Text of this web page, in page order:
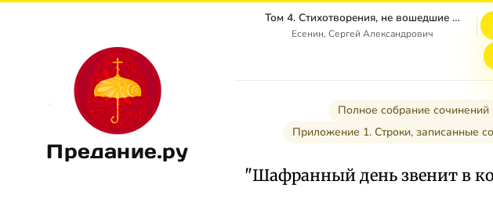
Предание.ру
Том 4. Стихотворения, не вошедшие в Собрание сочинений
Есенин, Сергей Александрович
Полное собрание сочинений
Приложение 1. Строки, записанные
"Шафранный день звенит в